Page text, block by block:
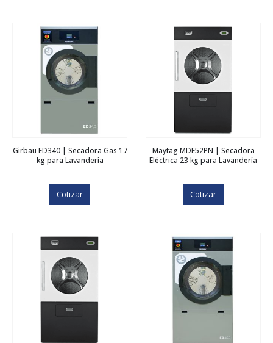
Girbau ED340 | Secadora Gas 17
kg para Lavandería
Cotizar
Maytag MDE52PN | Secadora
Eléctrica 23 kg para Lavandería
Cotizar